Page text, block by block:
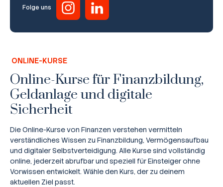
Ratgeber
Online Kurse
Folge uns
ONLINE-KURSE
Online-Kurse für Finanzbildung,
Geldanlage und digitale
Sicherheit
Die Online-Kurse von Finanzen verstehen vermitteln
verständliches Wissen zu Finanzbildung, Vermögensaufbau
und digitaler Selbstverteidigung. Alle Kurse sind vollständig
online, jederzeit abrufbar und speziell für Einsteiger ohne
Vorwissen entwickelt. Wähle den Kurs, der zu deinem
aktuellen Ziel passt.